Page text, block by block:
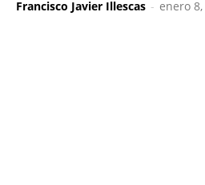
Francisco Javier Illescas - enero